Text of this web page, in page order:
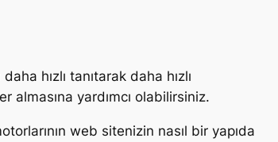
hızlı tanıtarak daha hızlı
almasına yardımcı olabilirsiniz.
web sitenizin nasıl bir yapıda